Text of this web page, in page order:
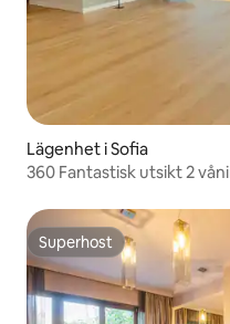
Lägenhet i Sofia
360 Fantastisk utsikt 2
Superhost
Superhost